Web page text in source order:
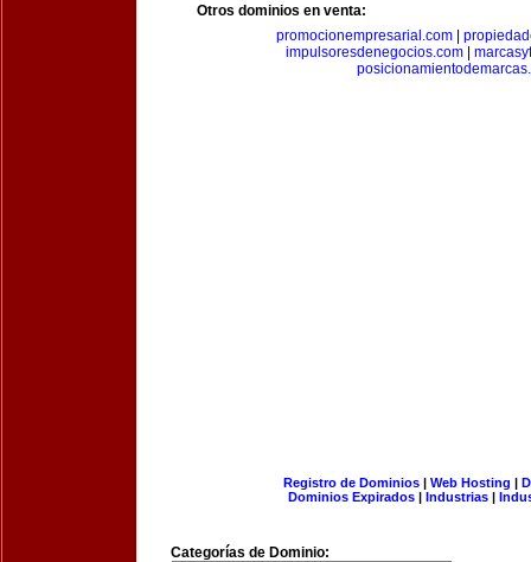
Otros dominios en venta:
promocionempresarial.com|
impulsoresdenegocios.com|
Registro de Dominios| Web Hosting |
Dominios Expirados | Industrias |
Categorías de Dominio: